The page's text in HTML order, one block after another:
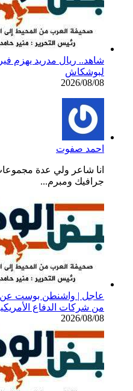
شاهد.. ريال مدريد يهزم
لبوشكاش
2026/08/08
احمد صفوت
انا شاعر ولي عدة
جرافيك ومبرم...
عاجل | واشنطن بوست عن
من شركات الدفاع
2026/08/08